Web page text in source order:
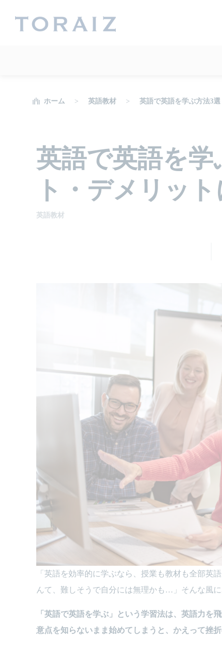
ホーム 英語教材 英語で英語を学ぶ方法3
英語で英語を学
ト・デメリッ
英語教材
「英語を効率的に学ぶなら、授業も教材も全部英
んて、難しそうで自分には無理かも…」そんな風
「英語で英語を学ぶ」という学習法は、英語力を
意点を知らないまま始めてしまうと、かえって挫